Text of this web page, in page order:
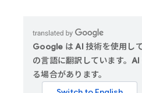
Google は AI 技術を使用し
の言語に翻訳しています。
る場合があります。